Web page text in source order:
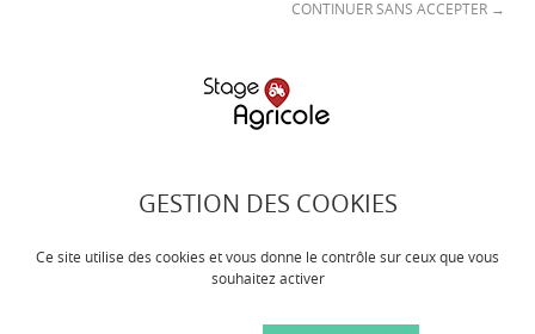
GESTION DES COOKIES
Ce site utilise des cookies et vous donne le contrôle sur ceux que vous
souhaitez activer
CONTINUER SANS ACCEPTER →
Âge